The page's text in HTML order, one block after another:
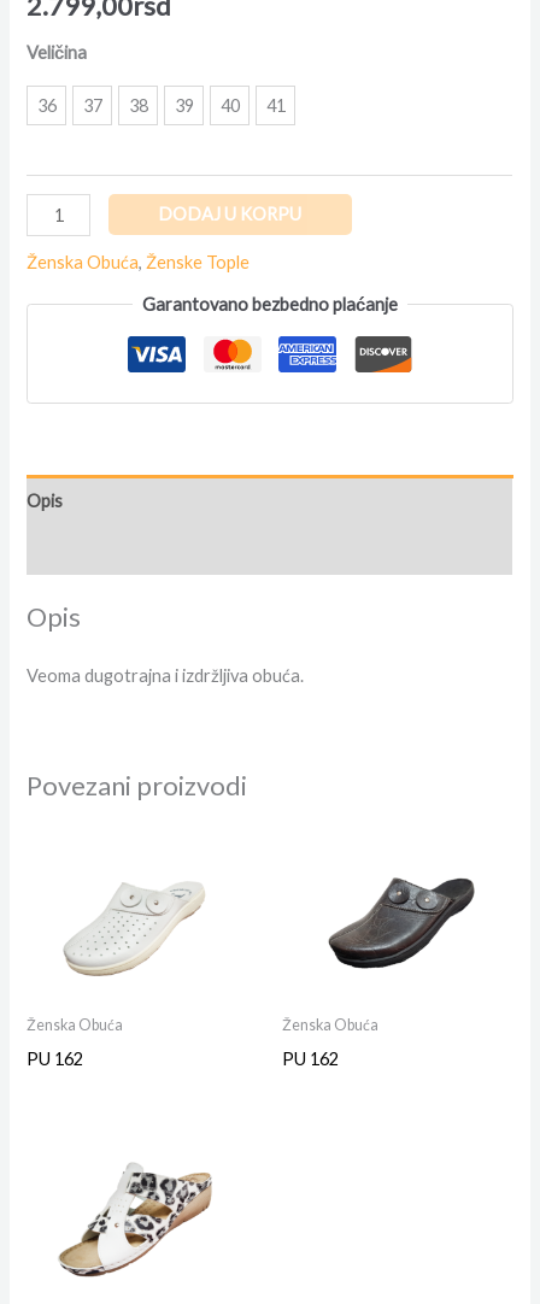
Veličina
36 37 38 39 40 41
DODAJ U KORPU
Ženska Obuća, Ženske Tople
Garantovano bezbedno plaćanje
Opis
Opis
Veoma dugotrajna i izdržljiva obuća.
Povezani proizvodi
Ženska Obuća
PU 162
Ženska Obuća
PU 162